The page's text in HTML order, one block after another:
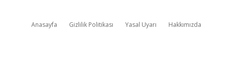
Anasayfa Gizlilik Politikası Yasal Uyarı Hakkımızda